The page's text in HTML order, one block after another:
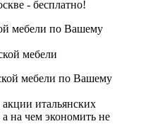
- бесплатно!
мебели
мебели по Вашему
итальянских
на чем экономить не